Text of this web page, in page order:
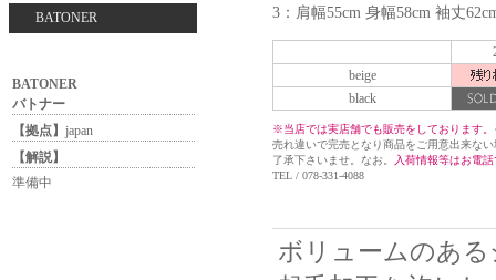
BATONER
BATONER
バトナー
【拠点】 japan
【解説】
準備中
3：肩幅55cm 身幅58cm 袖丈
beige
black
※当店では実店舗でも販売をしております。
売れ違いで完売となり商品をご用意出来な
了承下さいませ。なお。
入荷情報等はお電
TEL / 078-331-4088
ボリュームのあ